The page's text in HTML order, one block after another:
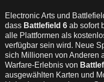
Electronic Arts und
dass Battlefield 6 ab sofort
alle Plattformen als
verfügbar sein wird. Neue
sich Millionen von Anderen
Warfare-Erlebnis von
ausgewählten Karten und